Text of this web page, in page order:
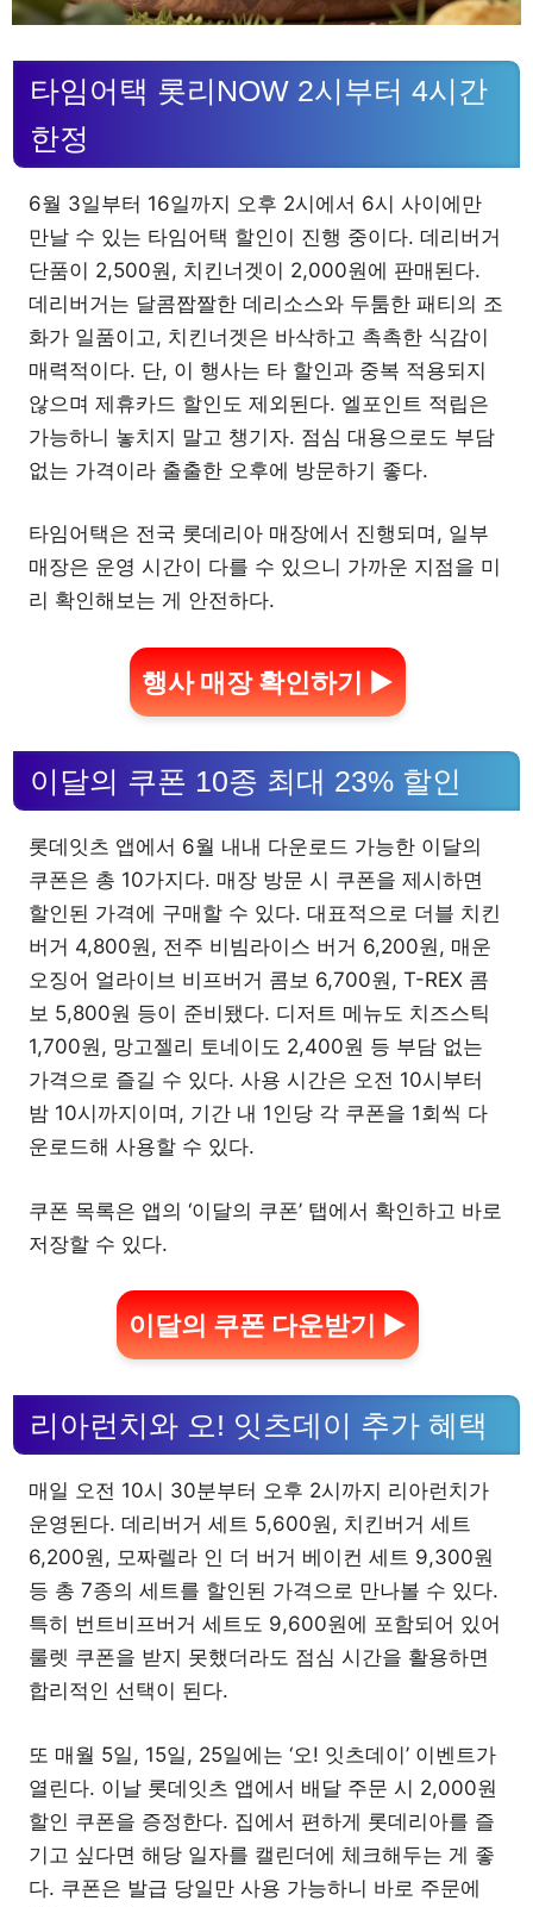
타임어택 롯리NOW 2시부터 4시간
한정
6월 3일부터 16일까지 오후 2시에서 6시 사이에만
만날 수 있는 타임어택 할인이 진행 중이다. 데리버거
단품이 2,500원, 치킨너겟이 2,000원에 판매된다.
데리버거는 달콤짭짤한 데리소스와 두툼한 패티의 조
화가 일품이고, 치킨너겟은 바삭하고 촉촉한 식감이
매력적이다. 단, 이 행사는 타 할인과 중복 적용되지
않으며 제휴카드 할인도 제외된다. 엘포인트 적립은
가능하니 놓치지 말고 챙기자. 점심 대용으로도 부담
없는 가격이라 출출한 오후에 방문하기 좋다.
타임어택은 전국 롯데리아 매장에서 진행되며, 일부
매장은 운영 시간이 다를 수 있으니 가까운 지점을 미
리 확인해보는 게 안전하다.
행사 매장 확인하기 ▶
이달의 쿠폰 10종 최대 23% 할인
롯데잇츠 앱에서 6월 내내 다운로드 가능한 이달의
쿠폰은 총 10가지다. 매장 방문 시 쿠폰을 제시하면
할인된 가격에 구매할 수 있다. 대표적으로 더블 치킨
버거 4,800원, 전주 비빔라이스 버거 6,200원, 매운
오징어 얼라이브 비프버거 콤보 6,700원, T-REX 콤
보 5,800원 등이 준비됐다. 디저트 메뉴도 치즈스틱
1,700원, 망고젤리 토네이도 2,400원 등 부담 없는
가격으로 즐길 수 있다. 사용 시간은 오전 10시부터
밤 10시까지이며, 기간 내 1인당 각 쿠폰을 1회씩 다
운로드해 사용할 수 있다.
쿠폰 목록은 앱의 ‘이달의 쿠폰’ 탭에서 확인하고 바로
저장할 수 있다.
이달의 쿠폰 다운받기 ▶
리아런치와 오! 잇츠데이 추가 혜택
매일 오전 10시 30분부터 오후 2시까지 리아런치가
운영된다. 데리버거 세트 5,600원, 치킨버거 세트
6,200원, 모짜렐라 인 더 버거 베이컨 세트 9,300원
등 총 7종의 세트를 할인된 가격으로 만나볼 수 있다.
특히 번트비프버거 세트도 9,600원에 포함되어 있어
룰렛 쿠폰을 받지 못했더라도 점심 시간을 활용하면
합리적인 선택이 된다.
또 매월 5일, 15일, 25일에는 ‘오! 잇츠데이’ 이벤트가
열린다. 이날 롯데잇츠 앱에서 배달 주문 시 2,000원
할인 쿠폰을 증정한다. 집에서 편하게 롯데리아를 즐
기고 싶다면 해당 일자를 캘린더에 체크해두는 게 좋
다. 쿠폰은 발급 당일만 사용 가능하니 바로 주문에